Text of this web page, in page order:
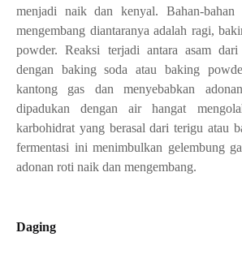
menjadi naik dan kenyal. Bahan-
mengembang diantaranya adalah ragi,
powder. Reaksi terjadi antara asam
dengan baking soda atau baking
kantong gas dan menyebabkan
dipadukan dengan air hangat
karbohidrat yang berasal dari terigu atau
fermentasi ini menimbulkan gelembung
adonan roti naik dan mengembang.
Daging